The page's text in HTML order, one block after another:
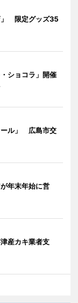
」 限定グッズ35
ショコラ」開催
ール」 広島市交
年末年始に営
産カキ業者支